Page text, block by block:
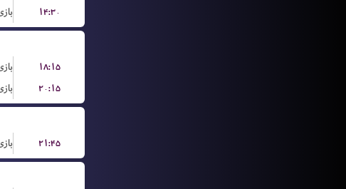
۱۴:۳۰
۱۸:۱۵
۲۰:۱۵
۲۱:۴۵